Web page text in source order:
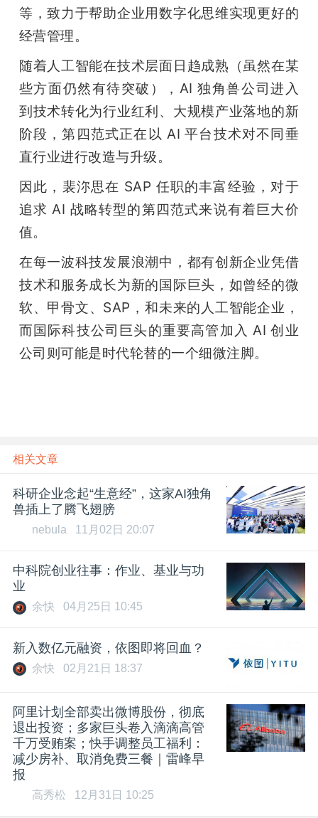
等，致力于帮助企业用数字化思维实现更好的
经营管理。
随着人工智能在技术层面日趋成熟（虽然在某
些方面仍然有待突破），AI 独角兽公司进入
到技术转化为行业红利、大规模产业落地的新
阶段，第四范式正在以 AI 平台技术对不同垂
直行业进行改造与升级。
因此，裴沵思在 SAP 任职的丰富经验，对于
追求 AI 战略转型的第四范式来说有着巨大价
值。
在每一波科技发展浪潮中，都有创新企业凭借
技术和服务成长为新的国际巨头，如曾经的微
软、甲骨文、SAP，和未来的人工智能企业，
而国际科技公司巨头的重要高管加入 AI 创业
公司则可能是时代轮替的一个细微注脚。
相关文章
科研企业念起“生意经”，这家AI独角
兽插上了腾飞翅膀
nebula 11月02日 20:07
中科院创业往事：作业、基业与功
业
余快 04月25日 10:45
新入数亿元融资，依图即将回血？
余快 02月21日 18:37
阿里计划全部卖出微博股份，彻底
退出投资；多家巨头卷入滴滴高管
千万受贿案；快手调整员工福利：
减少房补、取消免费三餐｜雷峰早
报
高秀松 12月31日 10:25